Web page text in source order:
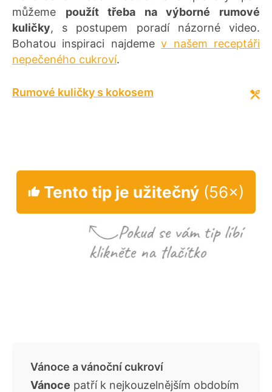
můžeme použít třeba na výborné rumové
kuličky, s postupem poradí názorné video.
Bohatou inspiraci najdemev našem receptáři
nepečeného cukroví.
Rumové kuličky s kokosem
Tento tip je užitečný (56×)
Vánoce a vánoční cukroví
Vánoce patří k nejkouzelnějším obdobím